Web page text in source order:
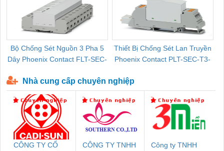
Bộ Chống Sét Nguồn 3 Pha 5
Dây Phoenix Contact FLT-SEC-
Thiết Bị Chống Sét Lan Truyền
Phoenix Contact PLT-SEC-T3-
Nhà cung cấp chuyên nghiệp
CÔNG TY CỔ
CÔNG TY TNHH
Công ty TNHH